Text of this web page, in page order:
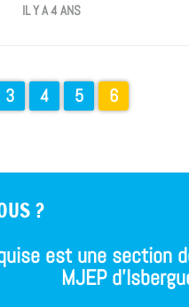
IL Y A 4 ANS
3 4 5 6
?
est une section
MJEP